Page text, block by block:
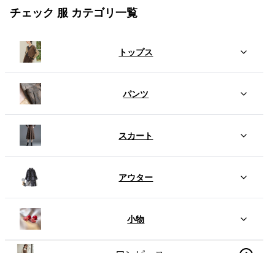
チェック 服 カテゴリ一覧
トップス
パンツ
スカート
アウター
小物